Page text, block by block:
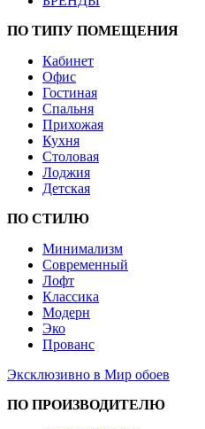
ПО ТИПУ ПОМЕЩЕНИЯ
Кабинет
Офис
Гостиная
Спальня
Прихожая
Кухня
Столовая
Лоджия
Детская
ПО СТИЛЮ
Минимализм
Современный
Лофт
Классика
Модерн
Эко
Прованс
Эксклюзивно в Мир обоев
ПО ПРОИЗВОДИТЕЛЮ